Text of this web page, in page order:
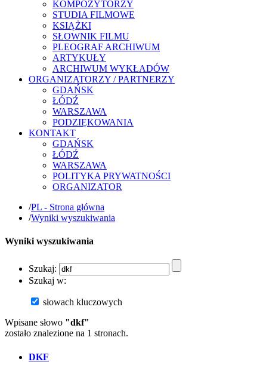
KOMPOZYTORZY
STUDIA FILMOWE
KSIĄŻKI
SŁOWNIK FILMU
PLEOGRAF ARCHIWUM
ARTYKUŁY
ARCHIWUM WYKŁADÓW
ORGANIZATORZY / PARTNERZY
GDAŃSK
ŁÓDŹ
WARSZAWA
PODZIĘKOWANIA
KONTAKT
GDAŃSK
ŁÓDŹ
WARSZAWA
POLITYKA PRYWATNOŚCI
ORGANIZATOR
/PL - Strona główna
/Wyniki wyszukiwania
Wyniki wyszukiwania
Szukaj:
Szukaj w:
słowach kluczowych
Wpisane słowo "dkf"
zostało znalezione na 1 stronach.
DKF